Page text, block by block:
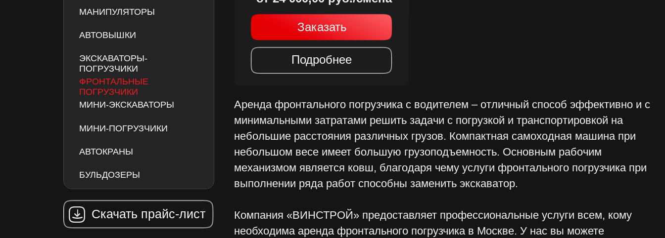
Где и зачем используются
Аренда фронтального погрузчика с водителем – отличный способ эффективно и с
минимальными затратами решить задачи с погрузкой и транспортировкой на
небольшие расстояния различных грузов. Компактная самоходная машина при
механизмом является ковш, благодаря чему услуги фронтального погрузчика при
выполнении ряда работ способны заменить экскаватор.
Компания «ВИНСТРОЙ» предоставляет профессиональные услуги всем, кому
необходима аренда фронтального погрузчика в Москве. У нас вы можете
арендовать машину, которая по модификации и эксплуатационным
характеристикам полностью будет соответствовать сложности и объему
предстоящих работ.
Подробнее
БУЛЬДОЗЕРЫ
АВТОКРАНЫ
МИНИ-ПОГРУЗЧИКИ
ПОГРУЗЧИКИ
ПОГРУЗЧИКИ